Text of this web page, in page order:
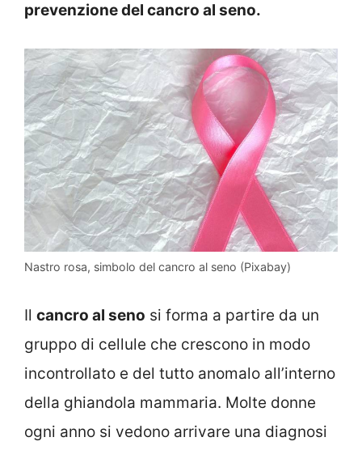
prevenzione del cancro al seno.
Nastro rosa, simbolo del cancro al seno (Pixabay)
Il cancro al seno si forma a partire da un
gruppo di cellule che crescono in modo
incontrollato e del tutto anomalo all’interno
della ghiandola mammaria. Molte donne
ogni anno si vedono arrivare una diagnosi